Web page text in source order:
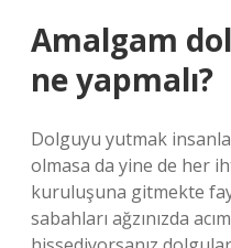
Amalgam
ne yapmalı?
Dolguyu yutmak
olmasa da yine de her
kuruluşuna gitmekte
sabahları ağzınızda